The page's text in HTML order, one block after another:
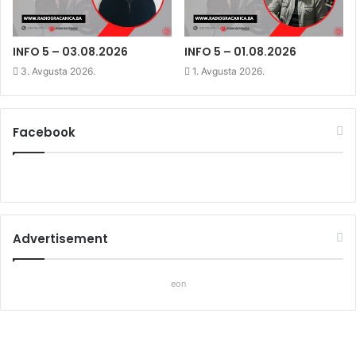
d
o
w
)
o
w
)
o
w
)
INFO 5 – 03.08.2026
3. Avgusta 2026.
INFO 5 – 01.08.2026
1. Avgusta 2026.
Facebook
Advertisement
eon